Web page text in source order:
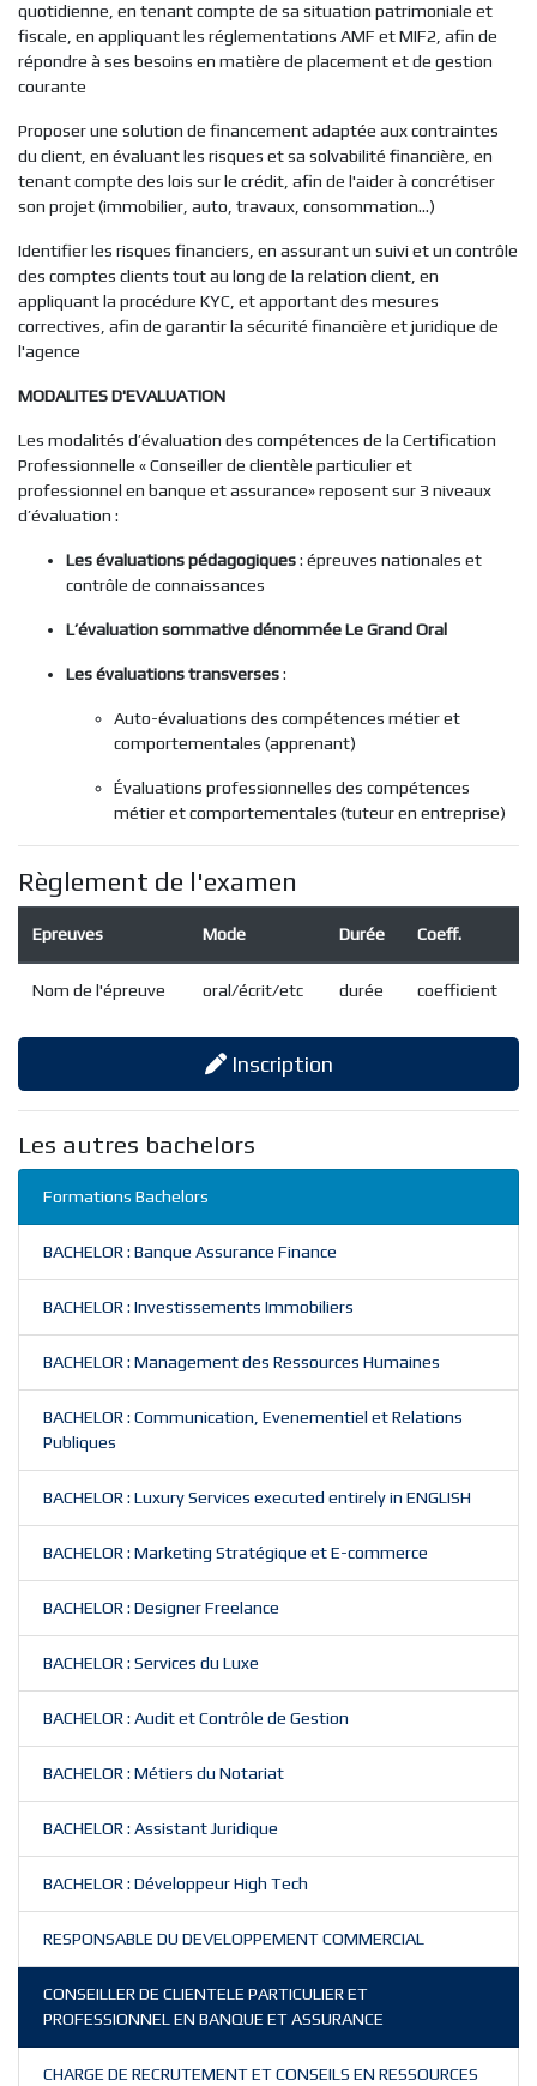
quotidienne, en tenant compte de sa situation patrimoniale et
fiscale, en appliquant les réglementations AMF et MIF2, afin de
répondre à ses besoins en matière de placement et de gestion
courante
Proposer une solution de financement adaptée aux contraintes
du client, en évaluant les risques et sa solvabilité financière, en
tenant compte des lois sur le crédit, afin de l'aider à concrétiser
son projet (immobilier, auto, travaux, consommation…)
Identifier les risques financiers, en assurant un suivi et un contrôle
des comptes clients tout au long de la relation client, en
appliquant la procédure KYC, et apportant des mesures
correctives, afin de garantir la sécurité financière et juridique de
l'agence
MODALITES D'EVALUATION
Les modalités d’évaluation des compétences de la Certification
Professionnelle « Conseiller de clientèle particulier et
professionnel en banque et assurance» reposent sur 3 niveaux
d’évaluation :
Les évaluations pédagogiques: épreuves nationales et
contrôle de connaissances
L’évaluation sommative dénommée Le Grand Oral
Les évaluations transverses:
Auto-évaluations des compétences métier et
comportementales (apprenant)
Évaluations professionnelles des compétences
métier et comportementales (tuteur en entreprise)
Règlement de l'examen
Epreuves Mode Durée Coeff.
Nom de l'épreuve oral/écrit/etc durée coefficient
Inscription
Les autres bachelors
Formations Bachelors
BACHELOR : Banque Assurance Finance
BACHELOR : Investissements Immobiliers
BACHELOR : Management des Ressources Humaines
BACHELOR : Communication, Evenementiel et Relations
Publiques
BACHELOR : Luxury Services executed entirely in ENGLISH
BACHELOR : Marketing Stratégique et E-commerce
BACHELOR : Designer Freelance
BACHELOR : Services du Luxe
BACHELOR : Audit et Contrôle de Gestion
BACHELOR : Métiers du Notariat
BACHELOR : Assistant Juridique
BACHELOR : Développeur High Tech
RESPONSABLE DU DEVELOPPEMENT COMMERCIAL
CONSEILLER DE CLIENTELE PARTICULIER ET
PROFESSIONNEL EN BANQUE ET ASSURANCE
CHARGE DE RECRUTEMENT ET CONSEILS EN RESSOURCES